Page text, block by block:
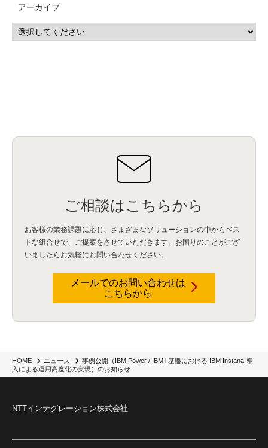
HOME ニュース
事例公開（IBM Power / IBM i 基盤における IBM Instana 導
入による運用高度化の実現）のお知らせ
アーカイブ
ご相談はこちらから
お客様の業務課題に応じ、さまざまなソリューションの中からベス
トな組合せで、 ご提案をさせていただきます。お困りのことがござ
いましたらお気軽にお問い合わせください。
メールでのお問い合わせは
こちらから
NTTインテグレーション株式会社